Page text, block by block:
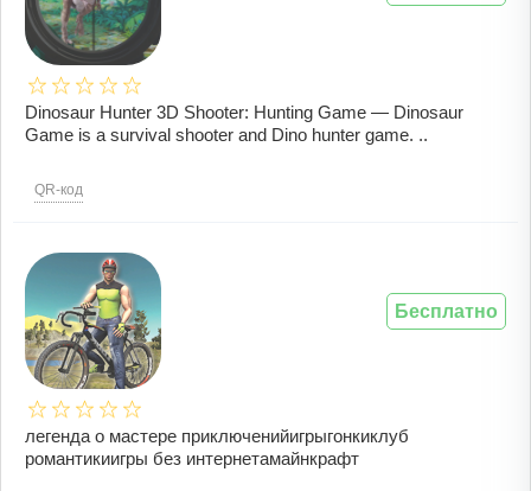
Dinosaur Hunter 3D Shooter: Hunting Game — Dinosaur
Game is a survival shooter and Dino hunter game. ..
QR-код
легенда о мастере приключенийигрыгонкиклуб
романтикиигры без интернетамайнкрафт
Бесплатно